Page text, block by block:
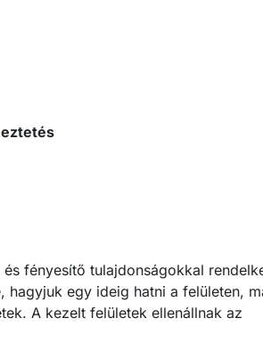
fényesítő tulajdonságokkal
egy ideig hatni a felületen,
A kezelt felületek ellenállnak az